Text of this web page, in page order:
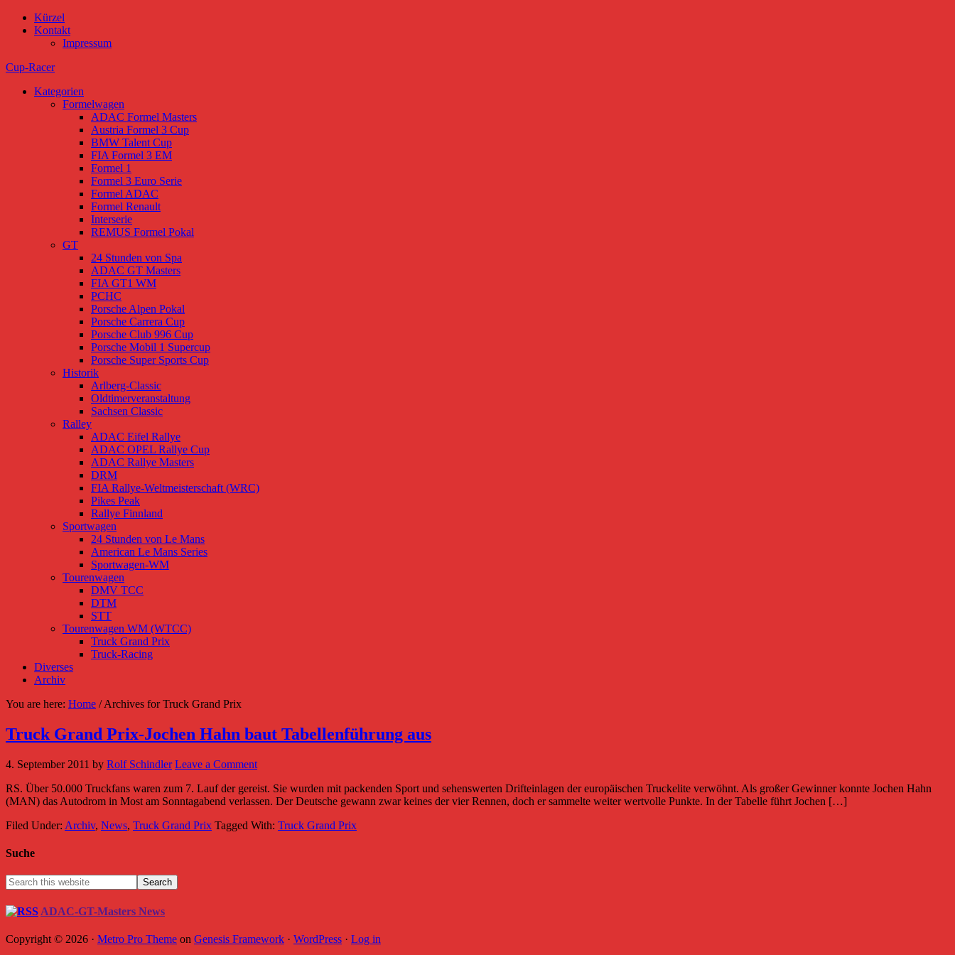
Kürzel
Kontakt
Impressum
Cup-Racer
Kategorien
Formelwagen
ADAC Formel Masters
Austria Formel 3 Cup
BMW Talent Cup
FIA Formel 3 EM
Formel 1
Formel 3 Euro Serie
Formel ADAC
Formel Renault
Interserie
REMUS Formel Pokal
GT
24 Stunden von Spa
ADAC GT Masters
FIA GT1 WM
PCHC
Porsche Alpen Pokal
Porsche Carrera Cup
Porsche Club 996 Cup
Porsche Mobil 1 Supercup
Porsche Super Sports Cup
Historik
Arlberg-Classic
Oldtimerveranstaltung
Sachsen Classic
Ralley
ADAC Eifel Rallye
ADAC OPEL Rallye Cup
ADAC Rallye Masters
DRM
FIA Rallye-Weltmeisterschaft (WRC)
Pikes Peak
Rallye Finnland
Sportwagen
24 Stunden von Le Mans
American Le Mans Series
Sportwagen-WM
Tourenwagen
DMV TCC
DTM
STT
Tourenwagen WM (WTCC)
Truck Grand Prix
Truck-Racing
Diverses
Archiv
You are here: Home /Archives for Truck Grand Prix
Truck Grand Prix-Jochen Hahn baut Tabellenführung aus
4. September 2011 by Rolf Schindler Leave a Comment
RS. Über 50.000 Truckfans waren zum 7. Lauf der gereist. Sie wurden mit packenden Sport und sehenswerten Drifteinlagen der europäischen Truckelite verwöhnt. Als großer Gewinner konnte Jochen Hahn
(MAN) das Autodrom in Most am Sonntagabend verlassen. Der Deutsche gewann zwar keines der vier Rennen, doch er sammelte weiter wertvolle Punkte. In der Tabelle führt Jochen […]
Filed Under: Archiv, News, Truck Grand Prix Tagged With: Truck Grand Prix
Suche
ADAC-GT-Masters News
Copyright © 2026 · Metro Pro Theme on Genesis Framework · WordPress · Log in